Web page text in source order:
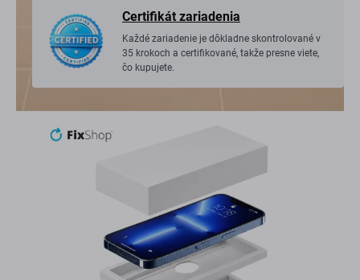
Certifikát zariadenia
Každé zariadenie je dôkladne skontrolované v
35 krokoch a certifikované, takže presne viete,
čo kupujete.